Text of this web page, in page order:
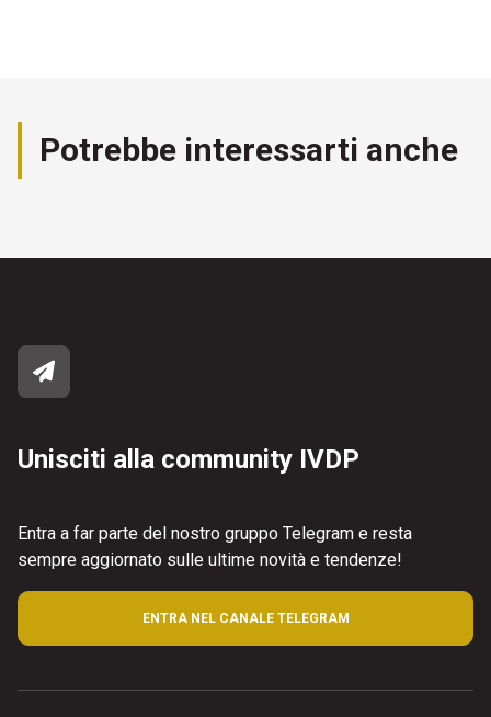
Potrebbe interessarti anche
Unisciti alla community IVDP
Entra a far parte del nostro gruppo Telegram e resta
sempre aggiornato sulle ultime novità e tendenze!
ENTRA NEL CANALE TELEGRAM